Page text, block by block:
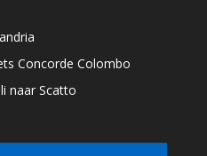
Concorde Colombo
naar Scatto